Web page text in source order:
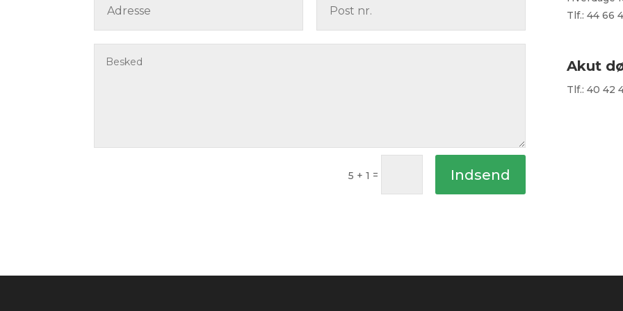
5 + 1 = Indsend
Tlf.: 44 66
Akut
Tlf.: 40 42